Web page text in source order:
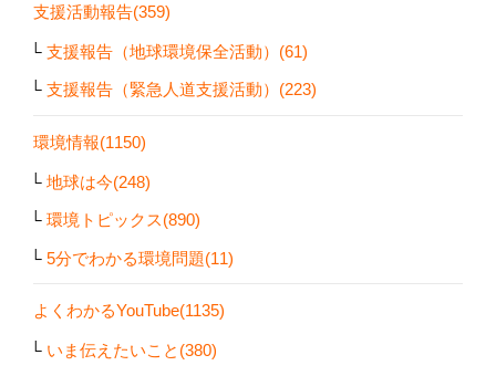
支援活動報告(359)
支援報告（地球環境保全活動）(61)
支援報告（緊急人道支援活動）(223)
環境情報(1150)
地球は今(248)
環境トピックス(890)
5分でわかる環境問題(11)
よくわかるYouTube(1135)
いま伝えたいこと(380)